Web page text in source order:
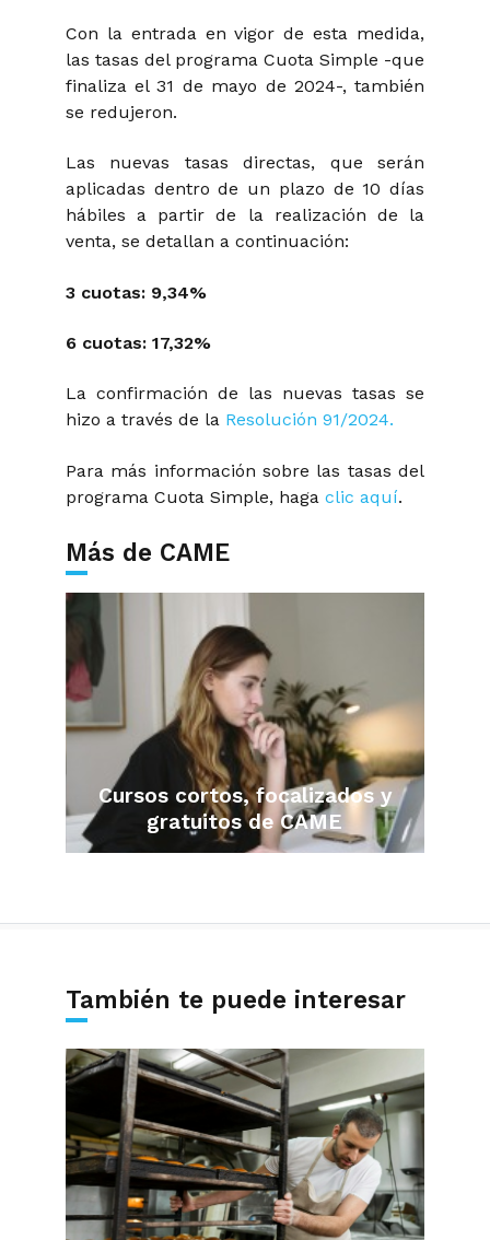
Con la entrada en vigor de esta medida,
las tasas del programa Cuota Simple -que
finaliza el 31 de mayo de 2024-, también
se redujeron.
Las nuevas tasas directas, que serán
aplicadas dentro de un plazo de 10 días
hábiles a partir de la realización de la
venta, se detallan a continuación:
3 cuotas: 9,34%
6 cuotas: 17,32%
La confirmación de las nuevas tasas se
hizo a través de la Resolución 91/2024.
Para más información sobre las tasas del
programa Cuota Simple, haga clic aquí.
Más de CAME
Cursos cortos, focalizados y
gratuitos de CAME
También te puede interesar